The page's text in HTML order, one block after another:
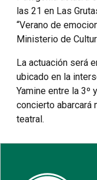
las 21 en Las
“Verano de
Ministerio de
La actuación será
ubicado en la
Yamine entre la 3º
concierto abarcará
teatral.